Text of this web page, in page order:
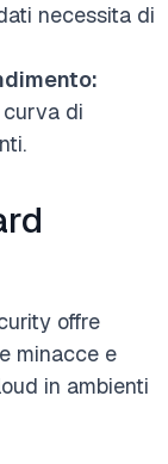
necessita di
di
offre
minacce e
in ambienti